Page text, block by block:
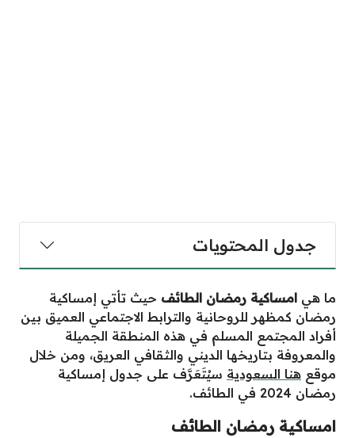
الطائفحيث تأتي إمساكية
والترابط الاجتماعي العميق بين
في هذه المنطقة الجميلة
الديني والثقافي العريق، ومن خلال
سيُتَعَرَّف على جدول إمساكية
الطائف